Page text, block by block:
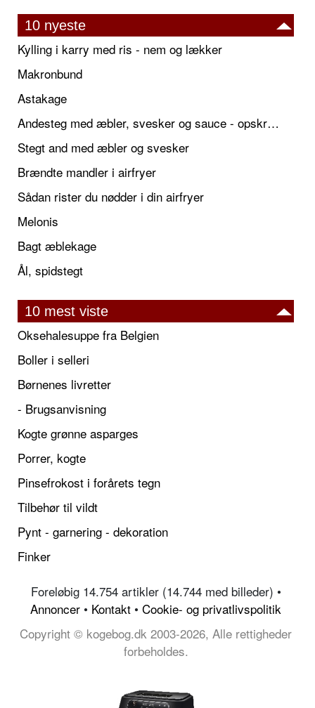
10 nyeste
Kylling i karry med ris - nem og lækker
Makronbund
Astakage
Andesteg med æbler, svesker og sauce - opskrift også til jul
Stegt and med æbler og svesker
Brændte mandler i airfryer
Sådan rister du nødder i din airfryer
Melonis
Bagt æblekage
Ål, spidstegt
10 mest viste
Oksehalesuppe fra Belgien
Boller i selleri
Børnenes livretter
- Brugsanvisning
Kogte grønne asparges
Porrer, kogte
Pinsefrokost i forårets tegn
Tilbehør til vildt
Pynt - garnering - dekoration
Finker
Foreløbig 14.754 artikler (14.744 med billeder) •
Annoncer • Kontakt • Cookie- og privatlivspolitik
Copyright © kogebog.dk 2003-2026, Alle rettigheder
forbeholdes.